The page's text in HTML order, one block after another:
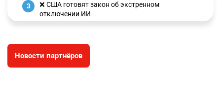
3
❌ США готовят закон об экстренном
отключении ИИ
4
🗣 Мужчина сказал тост на свадьбе и
заработал уголовное дело
Новости партнёров